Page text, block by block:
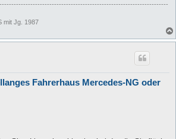
mit Jg. 1987
Fahrerhaus Mercedes-NG oder